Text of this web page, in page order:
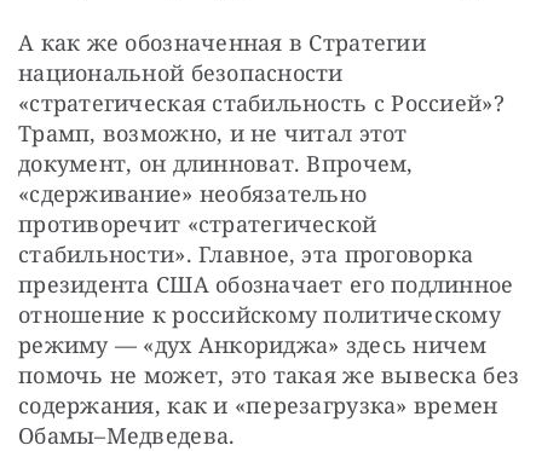
А как же обозначенная в Стратегии
национальной безопасности
«стратегическая стабильность с Россией»?
Трамп, возможно, и не читал этот
документ, он длинноват. Впрочем,
«сдерживание» необязательно
противоречит «стратегической
стабильности». Главное, эта проговорка
президента США обозначает его подлинное
отношение к российскому политическому
режиму — «дух Анкориджа» здесь ничем
помочь не может, это такая же вывеска без
содержания, как и «перезагрузка» времен
Обамы–Медведева.